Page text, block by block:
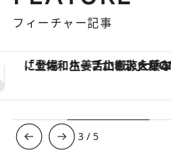
フィーチャー記事
3 / 5